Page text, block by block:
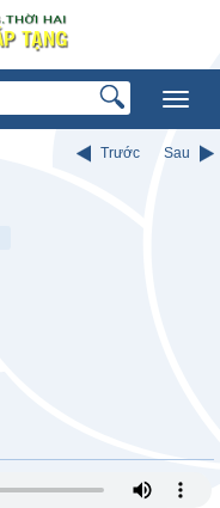
Trước Sau